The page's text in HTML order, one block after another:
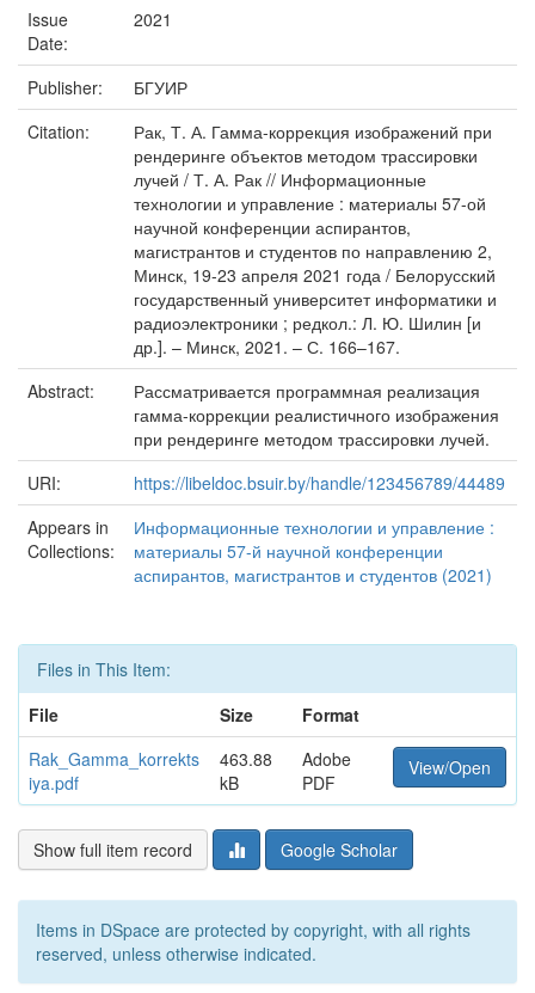
Issue
Date:
2021
Publisher:
БГУИР
Citation:
Рак, Т. А. Гамма-коррекция изображений при
рендеринге объектов методом трассировки
лучей / Т. А. Рак // Информационные
технологии и управление : материалы 57-ой
научной конференции аспирантов,
магистрантов и студентов по направлению 2,
Минск, 19-23 апреля 2021 года / Белорусский
государственный университет информатики и
радиоэлектроники ; редкол.: Л. Ю. Шилин [и
др.]. – Минск, 2021. – С. 166–167.
Abstract:
Рассматривается программная реализация
гамма-коррекции реалистичного изображения
при рендеринге методом трассировки лучей.
URI:
https://libeldoc.bsuir.by/handle/123456789/44489
Appears in
Collections:
Информационные технологии и управление :
материалы 57-й научной конференции
аспирантов, магистрантов и студентов (2021)
Files in This Item:
File
Size
Format
Rak_Gamma_korrekts
iya.pdf
463.88
kB
Adobe
PDF
View/Open
Show full item record Google Scholar
Items in DSpace are protected by copyright, with all rights
reserved, unless otherwise indicated.